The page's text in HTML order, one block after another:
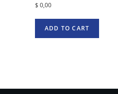
$ 0,00
ADD TO CART